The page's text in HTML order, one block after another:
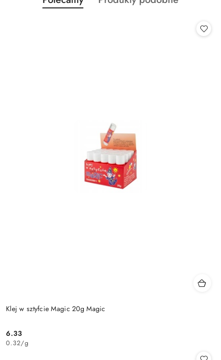
Pomiń karuzelę produktów
o
Klej w sztyfcie Magic 20g Magic
Cena:
6.33
0.32/g